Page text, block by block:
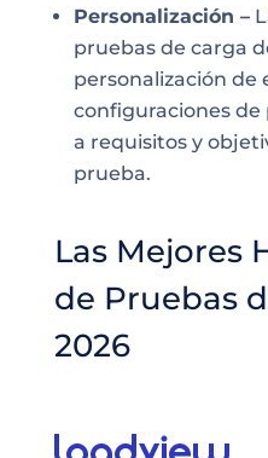
Personalización –
pruebas de carga
personalización de
configuraciones
a requisitos y
prueba.
Las Mejores
de Pruebas
2026